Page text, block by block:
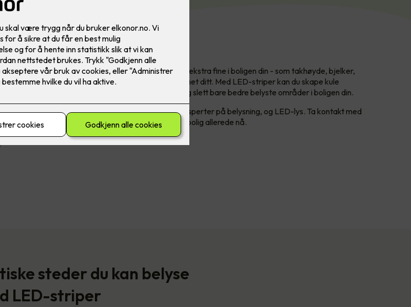
LED-striper kan fremheve partier du synes er ekstra fine i boligen din - som takhøyde, bjelker,
arkitektur eller andre designelementer i hjemmet ditt. Med LED-striper kan du skape kule
effekter, unikt og enestående design og rett og slett bare bedre belyste områder i boligen din.
Trenger du råd? Våre dyktige elektrikere er eksperter på belysning, og LED-lys. Ta kontakt med
oss og start planleggingen av en bedre belyst bolig allerede nå.
steder du kan belyse
LED-striper